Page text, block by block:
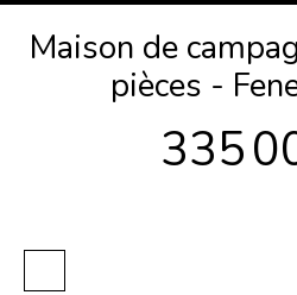
Maison de
pièces -
335